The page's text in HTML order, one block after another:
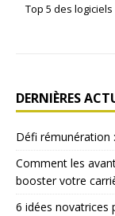
Top 5 des
DERNIÈRES
Défi rémunération
Comment les
booster votre
6 idées novatrices